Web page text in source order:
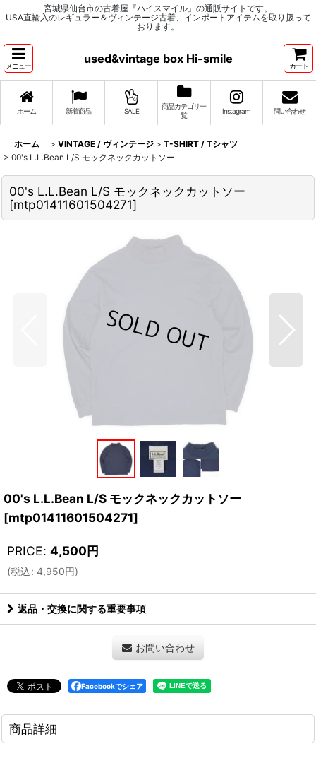
宮城県仙台市の古着屋『ハイスマイル』の通販サイトです。
USA直輸入のレギュラー＆ヴィンテージ古着、インポートアイテムを取り扱って
おります。
メニュー
used&vintage box Hi-smile
カート
ホーム 新着商品 SALE
商品カテゴリ一
覧
Instagram 問い合わせ
ホーム > VINTAGE / ヴィンテージ > T-SHIRT / Tシャツ
> 00's L.L.Bean L/S モックネックカットソー
00's L.L.Bean L/S モックネックカットソー
[mtp01411601504271]
00's L.L.Bean L/S モックネックカットソー
[mtp01411601504271]
PRICE: 4,500円
(税込: 4,950円)
返品・交換に関する重要事項
お問い合わせ
Facebookでシェア
商品詳細